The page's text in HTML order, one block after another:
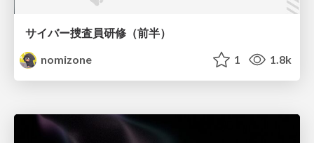
サイバー捜査員研修（前半）
nomizone
1 1.8k